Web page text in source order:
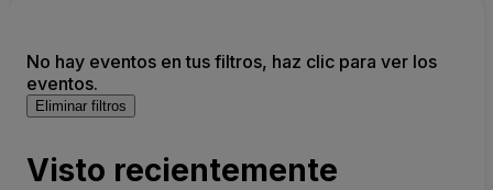
No hay eventos en tus filtros, haz clic para ver los
eventos.
Eliminar filtros
Visto recientemente